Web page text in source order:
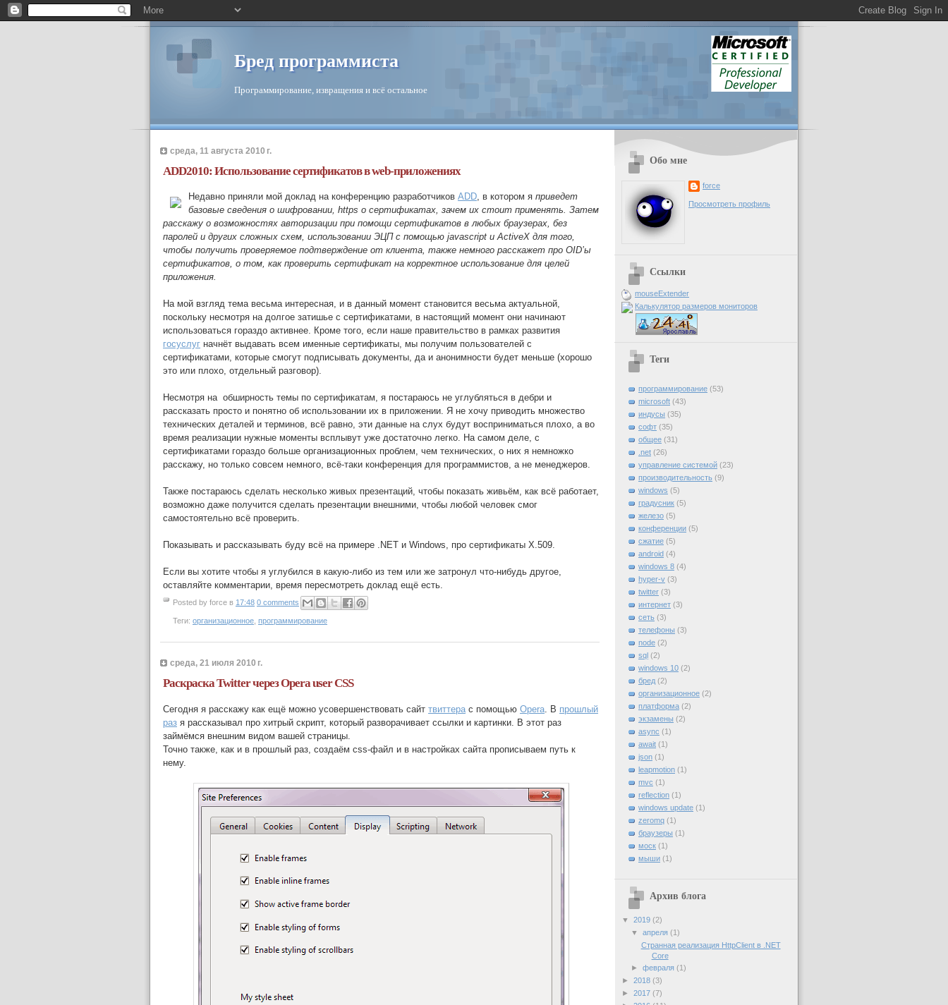
Бред программиста
Программирование, извращения и всё остальное
среда, 11 августа 2010 г.
ADD2010: Использование сертификатов в web-приложениях
Недавно приняли мой доклад на конференцию разработчиков ADD, в котором я приведет
базовые сведения о шифровании, https о сертификатах, зачем их стоит применять. Затем
расскажу о возможностях авторизации при помощи сертификатов в любых браузерах, без
паролей и других сложных схем, использовании ЭЦП с помощью javascript и ActiveX для того,
чтобы получить проверяемое подтверждение от клиента, также немного расскажет про OID’ы
сертификатов, о том, как проверить сертификат на корректное использование для целей
приложения.
На мой взгляд тема весьма интересная, и в данный момент становится весьма актуальной,
поскольку несмотря на долгое затишье с сертификатами, в настоящий момент они начинают
использоваться гораздо активнее. Кроме того, если наше правительство в рамках развития
госуслуг начнёт выдавать всем именные сертификаты, мы получим пользователей с
сертификатами, которые смогут подписывать документы, да и анонимности будет меньше (хорошо
это или плохо, отдельный разговор).
Несмотря на обширность темы по сертификатам, я постараюсь не углубляться в дебри и
рассказать просто и понятно об использовании их в приложении. Я не хочу приводить множество
технических деталей и терминов, всё равно, эти данные на слух будут восприниматься плохо, а во
время реализации нужные моменты всплывут уже достаточно легко. На самом деле, с
сертификатами гораздо больше организационных проблем, чем технических, о них я немножко
расскажу, но только совсем немного, всё-таки конференция для программистов, а не менеджеров.
Также постараюсь сделать несколько живых презентаций, чтобы показать живьём, как всё работает,
возможно даже получится сделать презентации внешними, чтобы любой человек смог
самостоятельно всё проверить.
Показывать и рассказывать буду всё на примере .NET и Windows, про сертификаты X.509.
Если вы хотите чтобы я углубился в какую-либо из тем или же затронул что-нибудь другое,
оставляйте комментарии, время пересмотреть доклад ещё есть.
Posted by force в 17:48 0 comments
Теги: организационное программирование
среда, 21 июля 2010 г.
Раскраска Twitter через Opera user CSS
Сегодня я расскажу как ещё можно усовершенствовать сайт твиттера с помощью Opera . В прошлый
раз я рассказывал про хитрый скрипт, который разворачивает ссылки и картинки. В этот раз
займёмся внешним видом вашей страницы.
Точно также, как и в прошлый раз, создаём css-файл и в настройках сайта прописываем путь к
нему.
Обо мне
force
Просмотреть профиль
Ссылки
mouseExtender
Калькулятор размеров мониторов
Теги
программирование (53)
microsoft (43)
индусы (35)
софт (35)
общее (31)
.net (26)
управление системой (23)
производительность (9)
windows (5)
градусник (5)
железо (5)
конференции (5)
сжатие (5)
android (4)
windows 8 (4)
hyper-v (3)
twitter (3)
интернет (3)
сеть (3)
телефоны (3)
node (2)
sql (2)
windows 10 (2)
бред (2)
организационное (2)
платформа (2)
экзамены (2)
async (1)
await (1)
json (1)
leapmotion (1)
mvc (1)
reflection (1)
windows update (1)
zeromq (1)
браузеры (1)
моск (1)
мыши (1)
Архив блога
▼ 2019 (2)
▼апреля(1)
Странная реализация HttpClient в .NET
Core
►февраля(1)
► 2018 (3)
► 2017 (7)